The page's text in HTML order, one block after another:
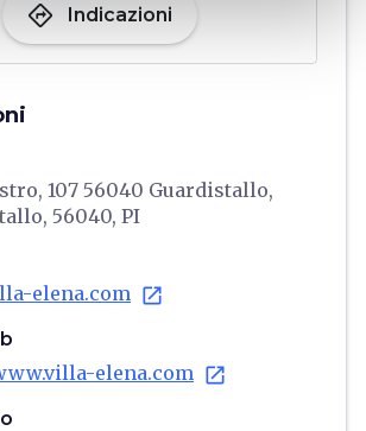
directions Indicazioni
107 56040 Guardistallo,
56040, PI
elena.com open_in_new
elena.com open_in_new